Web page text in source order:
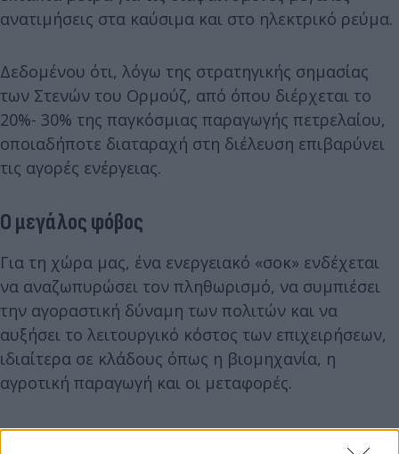
ανατιμήσεις στα καύσιμα και στο ηλεκτρικό ρεύμα.
Δεδομένου ότι, λόγω της στρατηγικής σημασίας
των Στενών του Ορμούζ, από όπου διέρχεται το
20%- 30% της παγκόσμιας παραγωγής πετρελαίου,
οποιαδήποτε διαταραχή στη διέλευση επιβαρύνει
τις αγορές ενέργειας.
Ο μεγάλος φόβος
Για τη χώρα μας, ένα ενεργειακό «σοκ» ενδέχεται
να αναζωπυρώσει τον πληθωρισμό, να συμπιέσει
την αγοραστική δύναμη των πολιτών και να
αυξήσει το λειτουργικό κόστος των επιχειρήσεων,
ιδιαίτερα σε κλάδους όπως η βιομηχανία, η
αγροτική παραγωγή και οι μεταφορές.